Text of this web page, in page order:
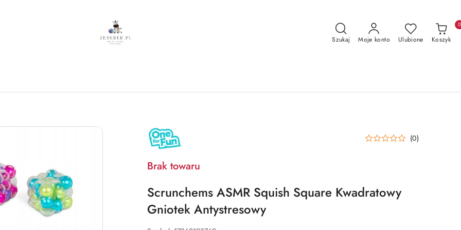
Szukaj Moje konto Ulubione Koszyk
0
NAZWA
PRODUCENTA:
ONE
FOR
(0)
Brak towaru
Scrunchems ASMR Squish Square Kwadratowy
Gniotek Antystresowy